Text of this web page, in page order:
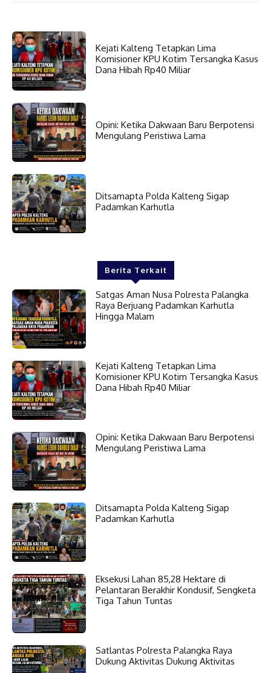
Kejati Kalteng Tetapkan Lima
Komisioner KPU Kotim Tersangka Kasus
Dana Hibah Rp40 Miliar
Opini: Ketika Dakwaan Baru Berpotensi
Mengulang Peristiwa Lama
Ditsamapta Polda Kalteng Sigap
Padamkan Karhutla
Berita Terkait
Satgas Aman Nusa Polresta Palangka
Raya Berjuang Padamkan Karhutla
Hingga Malam
Kejati Kalteng Tetapkan Lima
Komisioner KPU Kotim Tersangka Kasus
Dana Hibah Rp40 Miliar
Opini: Ketika Dakwaan Baru Berpotensi
Mengulang Peristiwa Lama
Ditsamapta Polda Kalteng Sigap
Padamkan Karhutla
Eksekusi Lahan 85,28 Hektare di
Pelantaran Berakhir Kondusif, Sengketa
Tiga Tahun Tuntas
Satlantas Polresta Palangka Raya
Dukung Aktivitas Dukung Aktivitas